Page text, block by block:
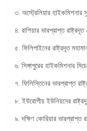
৩. অস্ট্রেলিয়ার হাইকমিশনার
৪. রাশিয়ার ভারপ্রাপ্ত
৫. ফিলিপাইনের রাষ্ট্রদূত
৬. সিঙ্গাপুরের হাইকমিশনার
৭. ফিলিস্তিনের ভারপ্রাপ্ত
৮. ইউরোপীয় ইউনিয়নের
৯. দক্ষিণ কোরিয়ার ভারপ্রাপ্ত